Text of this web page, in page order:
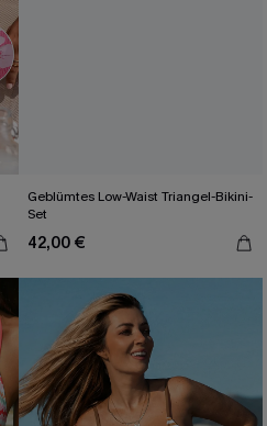
Geblümtes Low-Waist Triangel-Bikini-
Set
42,00 €